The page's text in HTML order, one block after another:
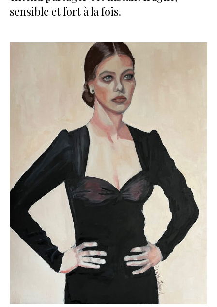
sensible et fort à la fois.